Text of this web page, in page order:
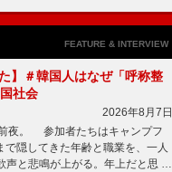
FEATURE & INTERVIEW
】＃韓国人はなぜ「呼称整
社会
2026年8月7日
夜。 参加者たちはキャンプフ
隠してきた年齢と職業を、一人
声と悲鳴が上がる。年上だと思 …